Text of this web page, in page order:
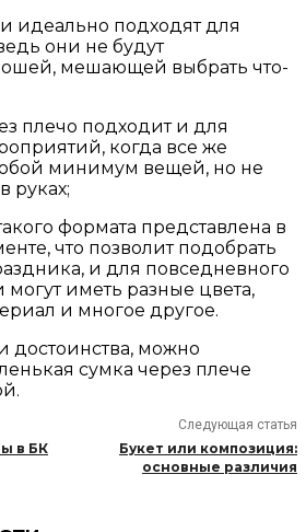
идеально подходят для
они не будут
мешающей выбрать что-
плечо подходит и для
когда все же
минимум вещей, но не
руках;
формата представлена в
что позволит подобрать
и для повседневного
иметь разные цвета,
и многое другое.
достоинства, можно
сумка через плече
в БК
Следующая статья
Букет или композиция:
основные различия